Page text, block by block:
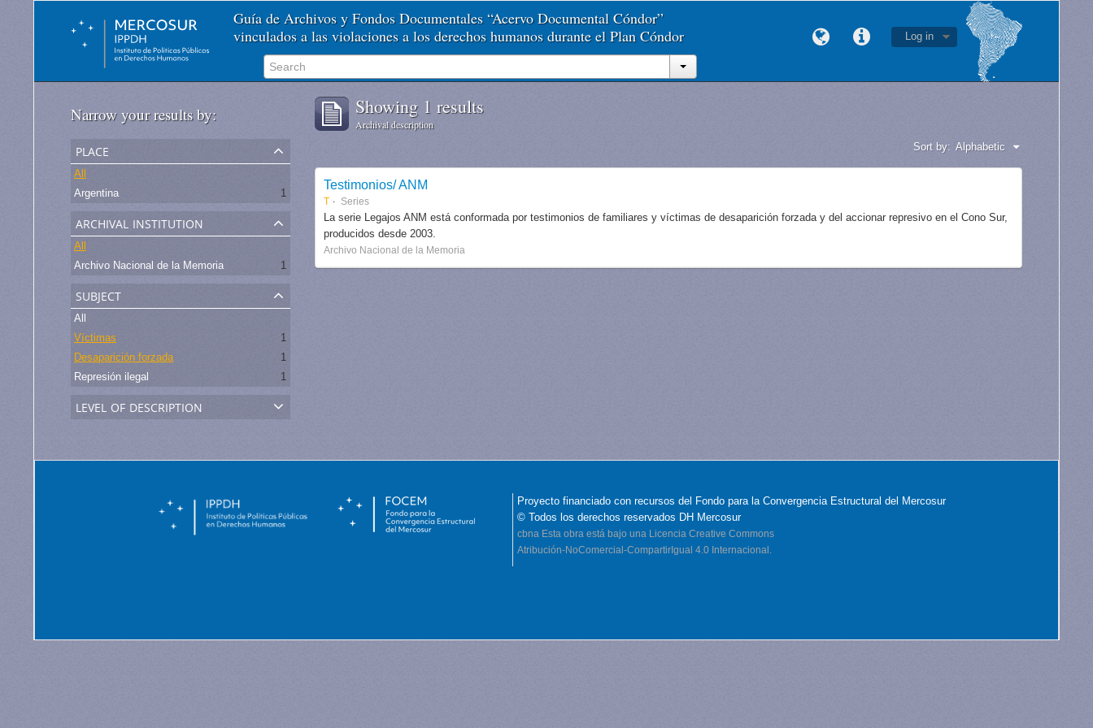
Guía de Archivos y Fondos Documentales “Acervo Documental Cóndor”
vinculados a las violaciones a los derechos humanos durante el Plan Cóndor
Log in
Narrow your results by:
place
All
Argentina
1
archival institution
All
Archivo Nacional de la Memoria
1
subject
All
Víctimas
1
Desaparición forzada
1
Represión ilegal
1
level of description
Showing 1 results
Archival description
Sort by: Alphabetic
Testimonios/ ANM
T Series
La serie Legajos ANM está conformada por testimonios de familiares y víctimas de desaparición forzada y del accionar represivo en el Cono Sur,
producidos desde 2003.
Archivo Nacional de la Memoria
Proyecto financiado con recursos del Fondo para la Convergencia Estructural del Mercosur
© Todos los derechos reservados DH Mercosur
cbna Esta obra está bajo una Licencia Creative Commons
Atribución-NoComercial-CompartirIgual 4.0 Internacional.